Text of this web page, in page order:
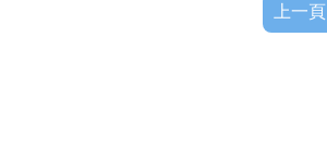
上一頁